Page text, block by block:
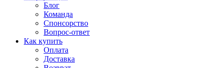
Блог
Команда
Спонсорство
Вопрос-ответ
Как купить
Оплата
Доставка